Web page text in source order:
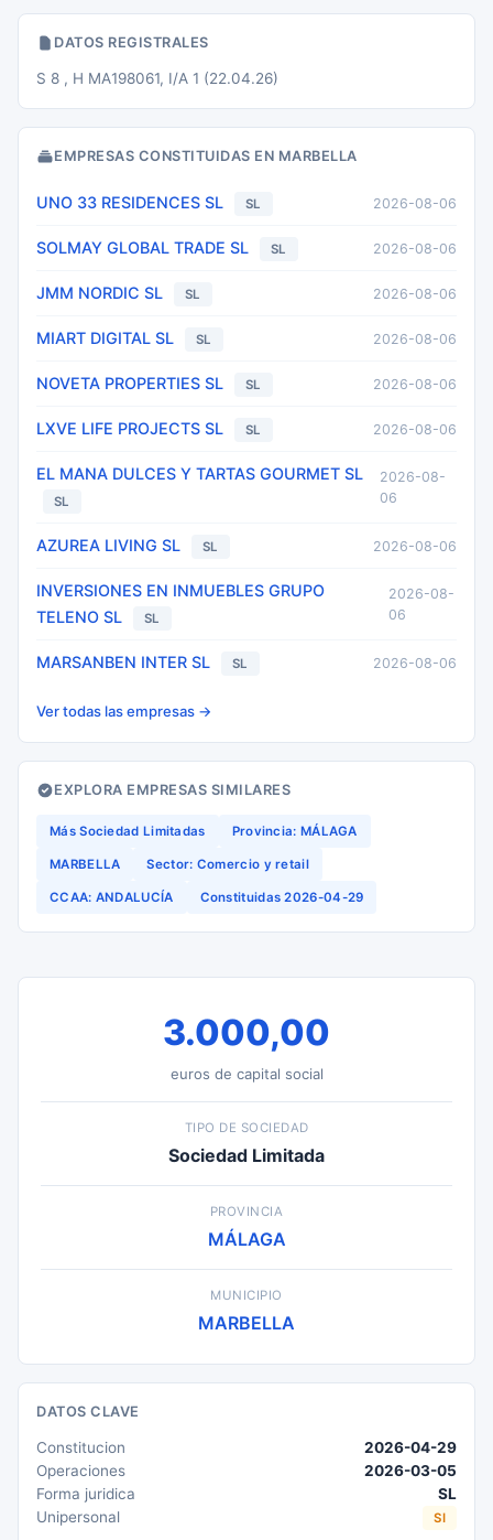
DATOS REGISTRALES
S 8 , H MA198061, I/A 1 (22.04.26)
EMPRESAS CONSTITUIDAS EN MARBELLA
UNO 33 RESIDENCES SL SL 2026-08-06
SOLMAY GLOBAL TRADE SL SL 2026-08-06
JMM NORDIC SL SL 2026-08-06
MIART DIGITAL SL SL 2026-08-06
NOVETA PROPERTIES SL SL 2026-08-06
LXVE LIFE PROJECTS SL SL 2026-08-06
EL MANA DULCES Y TARTAS GOURMET SL
SL
2026-08-
06
AZUREA LIVING SL SL 2026-08-06
INVERSIONES EN INMUEBLES GRUPO
TELENO SL
SL
2026-08-
06
MARSANBEN INTER SL SL 2026-08-06
Ver todas las empresas →
EXPLORA EMPRESAS SIMILARES
Más Sociedad Limitadas Provincia: MÁLAGA
MARBELLA Sector: Comercio y retail
CCAA: ANDALUCÍA Constituidas 2026-04-29
3.000,00
euros de capital social
TIPO DE SOCIEDAD
Sociedad Limitada
PROVINCIA
MÁLAGA
MUNICIPIO
MARBELLA
DATOS CLAVE
Constitucion
2026-04-29
Operaciones
2026-03-05
Forma juridica
SL
Unipersonal
SI